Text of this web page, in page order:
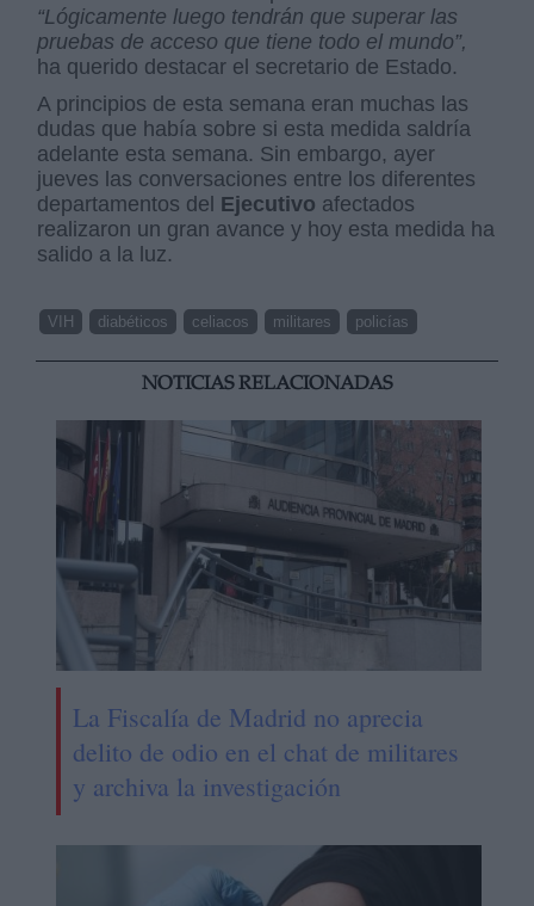
“Lógicamente luego tendrán que superar las
pruebas de acceso que tiene todo el mundo”,
ha querido destacar el secretario de Estado.
A principios de esta semana eran muchas las
dudas que había sobre si esta medida saldría
adelante esta semana. Sin embargo, ayer
jueves las conversaciones entre los diferentes
departamentos del Ejecutivo afectados
realizaron un gran avance y hoy esta medida ha
salido a la luz.
VIH diabéticos celiacos militares policías
NOTICIAS RELACIONADAS
La Fiscalía de Madrid no aprecia
delito de odio en el chat de militares
y archiva la investigación